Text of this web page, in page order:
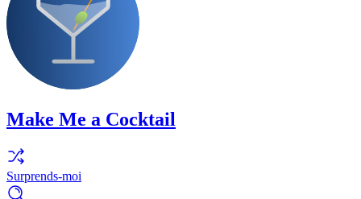
Make Me a Cocktail
Surprends-moi